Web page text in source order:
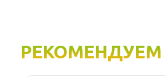
РЕКОМЕНДУЕМ